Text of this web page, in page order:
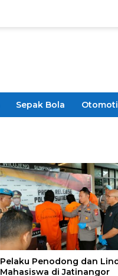
Sepak Bola
Pelaku Penodong dan
Mahasiswa di Jatinangor